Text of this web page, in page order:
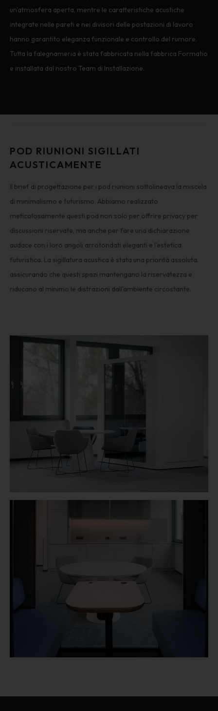
un'atmosfera aperta, mentre le caratteristiche acustiche
integrate nelle pareti e nei divisori delle postazioni di lavoro
hanno garantito eleganza funzionale e controllo del rumore.
Tutta la falegnameria è stata fabbricata nella fabbrica Formatio
e installata dal nostro Team di Installazione.
POD RIUNIONI SIGILLATI
ACUSTICAMENTE
Il brief di progettazione per i pod riunioni sottolineava la miscela
di minimalismo e futurismo. Abbiamo realizzato
meticolosamente questi pod non solo per offrire privacy per
discussioni riservate, ma anche per fare una dichiarazione
audace con i loro angoli arrotondati eleganti e l'estetica
futuristica. La sigillatura acustica è stata una priorità assoluta,
assicurando che questi spazi mantengano la riservatezza e
riducano al minimo le distrazioni dall'ambiente circostante.